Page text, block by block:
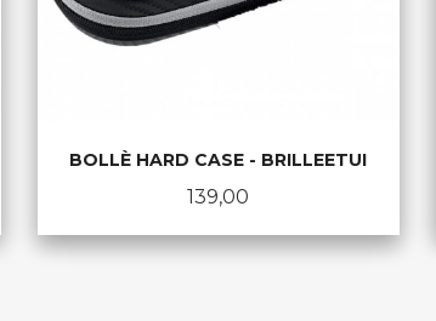
BOLLÈ HARD CASE - BRILLEETUI
Pris
139,00